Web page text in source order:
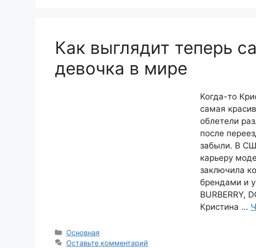
Как выглядит теперь
девочка в мире
Когда-то
самая
облетели
после
забыли. В
карьеру
заключила
брендами и
BURBERRY,
Кристина …
Рубрики
Основная
Оставьте комментарий